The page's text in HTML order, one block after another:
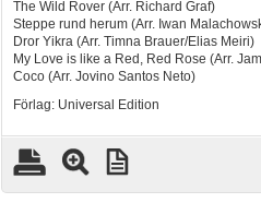
The Wild Rover (Arr. Richard Graf)
Steppe rund herum (Arr. Iwan
Dror Yikra (Arr. Timna Brauer/Elias Meiri)
My Love is like a Red, Red Rose (Arr.
Coco (Arr. Jovino Santos Neto)
Förlag: Universal Edition